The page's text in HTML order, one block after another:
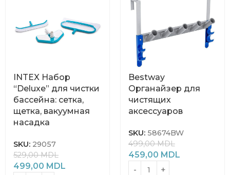
INTEX Набор
“Deluxe” для чистки
бассейна: сетка,
щетка, вакуумная
насадка
SKU: 29057
529,00MDL
499,00 MDL
Bestway
Органайзер для
чистящих
аксессуаров
SKU: 58674BW
499,00MDL
459,00 MDL